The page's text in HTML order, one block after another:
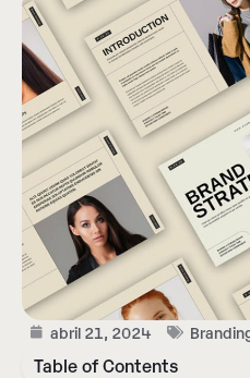
abril 21, 2024
Table of Contents